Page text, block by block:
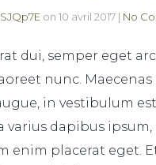
on 10 avril 2017 | No
dui, semper eget
nunc.
in vestibulum
varius dapibus ipsum,
enim placerat eget.